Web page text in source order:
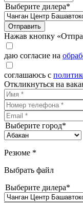
Выберите дилера*
Отправить
Нажав кнопку
даю согласие на
соглашаюсь с
Откликнуться на
Выберите город*
Резюме *
Выбрать файл
Выберите дилера*